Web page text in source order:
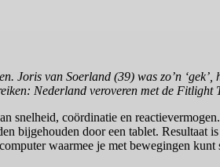
Joris van Soerland (39) was zo’n ‘gek’,
Nederland veroveren met de Fitlight
snelheid, coördinatie en
bijgehouden door een tablet. Resultaat
waarmee je met bewegingen kunt